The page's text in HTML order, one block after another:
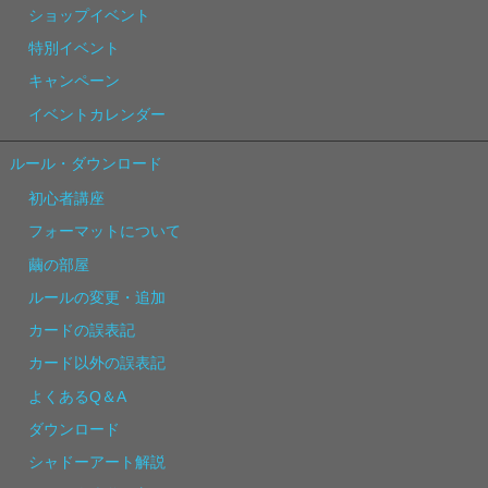
ショップイベント
特別イベント
キャンペーン
イベントカレンダー
ルール・ダウンロード
初心者講座
フォーマットについて
繭の部屋
ルールの変更・追加
カードの誤表記
カード以外の誤表記
よくあるQ＆A
ダウンロード
シャドーアート解説